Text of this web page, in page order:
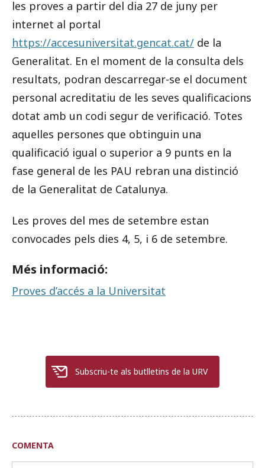
les proves a partir del dia 27 de juny per
internet al portal
https://accesuniversitat.gencat.cat/ de la
Generalitat. En el moment de la consulta dels
resultats, podran descarregar-se el document
personal acreditatiu de les seves qualificacions
dotat amb un codi segur de verificació. Totes
aquelles persones que obtinguin una
qualificació igual o superior a 9 punts en la
fase general de les PAU rebran una distinció
de la Generalitat de Catalunya.
Les proves del mes de setembre estan
convocades pels dies 4, 5, i 6 de setembre.
Més informació:
Proves d’accés a la Universitat
Subscriu-te als butlletins de la URV
COMENTA